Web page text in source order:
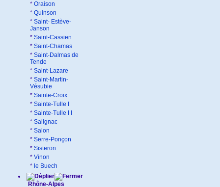
* Oraison
* Quinson
* Saint- Estève-
Janson
* Saint-Cassien
* Saint-Chamas
* Saint-Dalmas de
Tende
* Saint-Lazare
* Saint-Martin-
Vésubie
* Sainte-Croix
* Sainte-Tulle I
* Sainte-Tulle I I
* Salignac
* Salon
* Serre-Ponçon
* Sisteron
* Vinon
* le Buech
Rhône-Alpes